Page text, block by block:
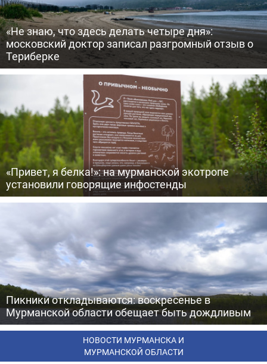
«Не знаю, что здесь делать четыре дня»:
московский доктор записал разгромный отзыв о
Териберке
«Привет, я белка!»: на мурманской экотропе
установили говорящие инфостенды
Пикники откладываются: воскресенье в
Мурманской области обещает быть дождливым
НОВОСТИ МУРМАНСКА И
МУРМАНСКОЙ ОБЛАСТИ